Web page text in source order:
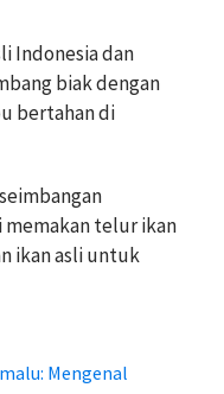
Indonesia dan
biak dengan
bertahan di
memakan telur ikan
ikan asli untuk
Mengenal